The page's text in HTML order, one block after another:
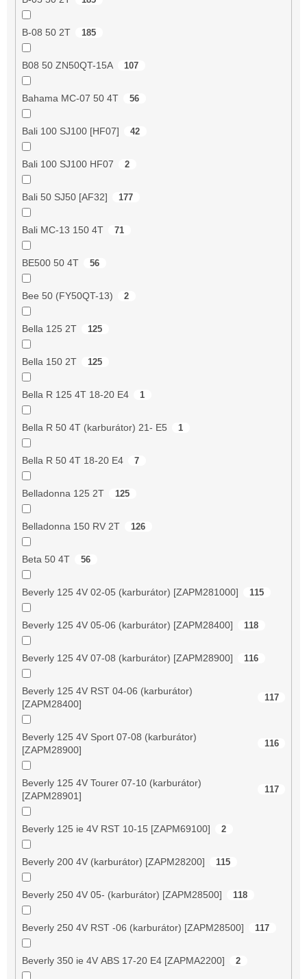
B-08 50 2T 185
B08 50 ZN50QT-15A 107
Bahama MC-07 50 4T 56
Bali 100 SJ100 [HF07] 42
Bali 100 SJ100 HF07 2
Bali 50 SJ50 [AF32] 177
Bali MC-13 150 4T 71
BE500 50 4T 56
Bee 50 (FY50QT-13) 2
Bella 125 2T 125
Bella 150 2T 125
Bella R 125 4T 18-20 E4 1
Bella R 50 4T (karburátor) 21- E5 1
Bella R 50 4T 18-20 E4 7
Belladonna 125 2T 125
Belladonna 150 RV 2T 126
Beta 50 4T 56
Beverly 125 4V 02-05 (karburátor) [ZAPM281000] 115
Beverly 125 4V 05-06 (karburátor) [ZAPM28400] 118
Beverly 125 4V 07-08 (karburátor) [ZAPM28900] 116
Beverly 125 4V RST 04-06 (karburátor)
[ZAPM28400]
117
Beverly 125 4V Sport 07-08 (karburátor)
[ZAPM28900]
116
Beverly 125 4V Tourer 07-10 (karburátor)
[ZAPM28901]
117
Beverly 125 ie 4V RST 10-15 [ZAPM69100] 2
Beverly 200 4V (karburátor) [ZAPM28200] 115
Beverly 250 4V 05- (karburátor) [ZAPM28500] 118
Beverly 250 4V RST -06 (karburátor) [ZAPM28500] 117
Beverly 350 ie 4V ABS 17-20 E4 [ZAPMA2200] 2